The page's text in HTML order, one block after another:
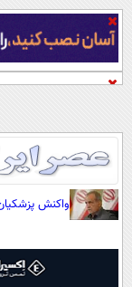
واکنش